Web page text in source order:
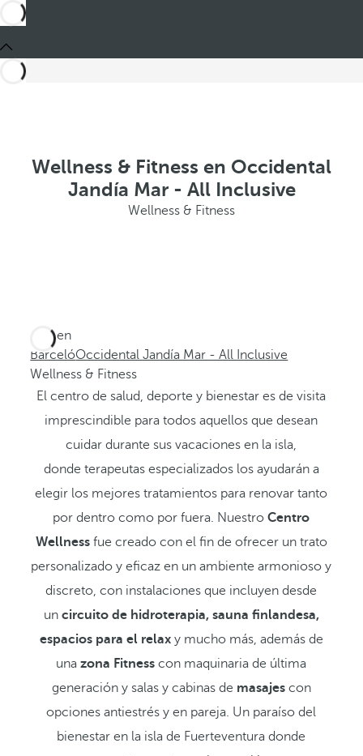
Wellness & Fitness en Occidental
Jandía Mar - All Inclusive
Wellness & Fitness
Está en
BarcelóOccidental Jandía Mar - All Inclusive
Wellness & Fitness
El centro de salud, deporte y bienestar es de visita
imprescindible para todos aquellos que desean
cuidar durante sus vacaciones en la isla,
donde terapeutas especializados los ayudarán a
elegir los mejores tratamientos para renovar tanto
por dentro como por fuera. NuestroCentro
Wellnessfue creado con el fin de ofrecer un trato
personalizado y eficaz en un ambiente armonioso y
discreto, con instalaciones que incluyen desde
un circuito de hidroterapia, sauna finlandesa,
espacios para el relax y mucho más, además de
unazona Fitness con maquinaria de última
generación y salas y cabinas de masajescon
opciones antiestrés y en pareja. Un paraíso del
bienestar en la isla de Fuerteventura donde